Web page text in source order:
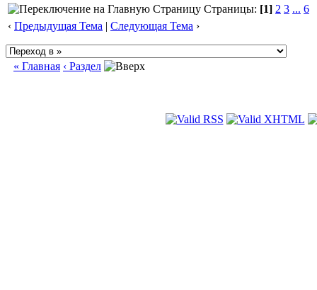
Страницы: [1] 2 3 ... 6
‹ Предыдущая Тема | Следующая Тема ›
« Главная ‹ Раздел